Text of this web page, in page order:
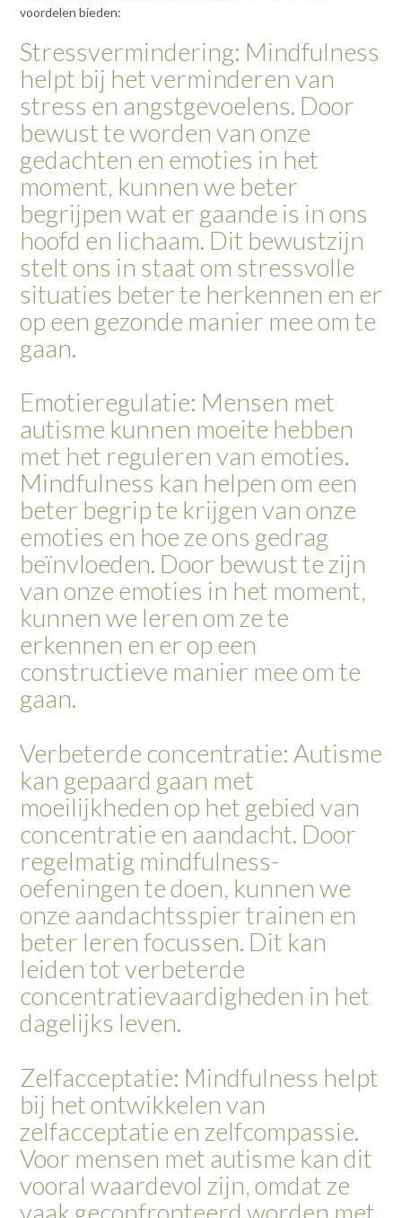
voordelen bieden:
Stressvermindering: Mindfulness
helpt bij het verminderen van
stress en angstgevoelens. Door
bewust te worden van onze
gedachten en emoties in het
moment, kunnen we beter
begrijpen wat er gaande is in ons
hoofd en lichaam. Dit bewustzijn
stelt ons in staat om stressvolle
situaties beter te herkennen en er
op een gezonde manier mee om te
gaan.
Emotieregulatie: Mensen met
autisme kunnen moeite hebben
met het reguleren van emoties.
Mindfulness kan helpen om een
beter begrip te krijgen van onze
emoties en hoe ze ons gedrag
beïnvloeden. Door bewust te zijn
van onze emoties in het moment,
kunnen we leren om ze te
erkennen en er op een
constructieve manier mee om te
gaan.
Verbeterde concentratie: Autisme
kan gepaard gaan met
moeilijkheden op het gebied van
concentratie en aandacht. Door
regelmatig mindfulness-
oefeningen te doen, kunnen we
onze aandachtsspier trainen en
beter leren focussen. Dit kan
leiden tot verbeterde
concentratievaardigheden in het
dagelijks leven.
Zelfacceptatie: Mindfulness helpt
bij het ontwikkelen van
zelfacceptatie en zelfcompassie.
Voor mensen met autisme kan dit
vooral waardevol zijn, omdat ze
vaak geconfronteerd worden met